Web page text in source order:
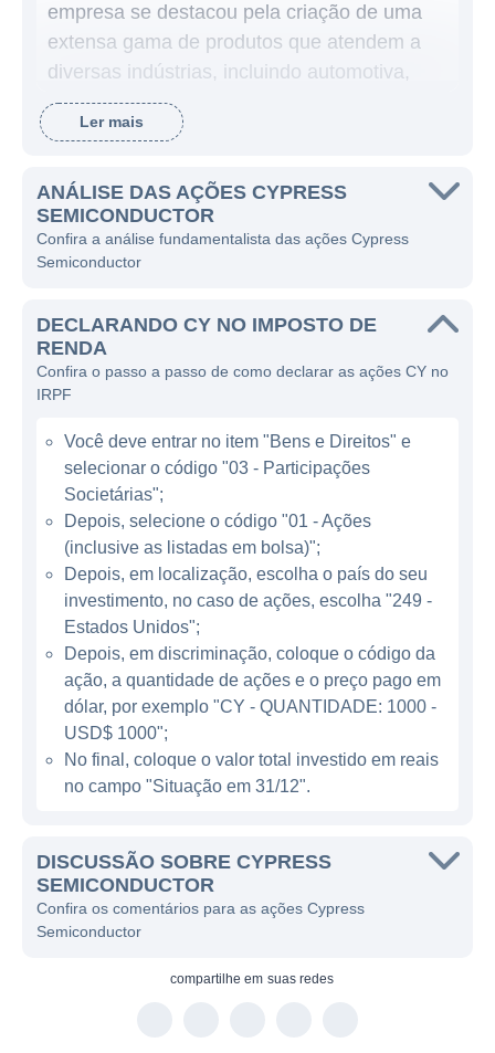
empresa se destacou pela criação de uma
extensa gama de produtos que atendem a
diversas indústrias, incluindo automotiva,
industrial, computação e consumo. Isso a
tornou uma força significativa no setor,
flash, microcontroladores, e soluções de
conectividade.
A Cypress é reconhecida por suas inovações
oferecendo uma ampla linha de produtos que
vão desde microcontroladores de 8 bits até
CMOS de alta performance. Além disso, a
produção de componentes para sistemas de
automação, Internet das Coisas (IoT) e
sempre está em busca de acompanhar as
tendências emergentes na tecnologia.
ATUAÇÃO DA CYPRESS
SEMICONDUCTOR
A atuação da Cypress se estende por várias
linhas de negócios, destacando-se nas
categorias de microcontroladores, soluções
de memória, conectividade e componentes
de interface. A empresa fabrica
aplicações específicas, como os da família
PSoC, que combinam processadores com
funcionalidades de programação flexível,
permitindo inovação em diversos produtos
Ler mais
ANÁLISE DAS AÇÕES CYPRESS
SEMICONDUCTOR
Confira a análise fundamentalista das ações Cypress
Semiconductor
DECLARANDO CY NO IMPOSTO DE
RENDA
Confira o passo a passo de como declarar as ações CY no
IRPF
Você deve entrar no item "Bens e Direitos" e
selecionar o código "03 - Participações
Societárias";
Depois, selecione o código "01 - Ações
(inclusive as listadas em bolsa)";
Depois, em localização, escolha o país do seu
investimento, no caso de ações, escolha "249 -
Estados Unidos";
Depois, em discriminação, coloque o código da
ação, a quantidade de ações e o preço pago em
dólar, por exemplo "CY - QUANTIDADE: 1000 -
USD$ 1000";
No final, coloque o valor total investido em reais
no campo "Situação em 31/12".
DISCUSSÃO SOBRE CYPRESS
SEMICONDUCTOR
Confira os comentários para as ações Cypress
Semiconductor
compartilhe em suas redes